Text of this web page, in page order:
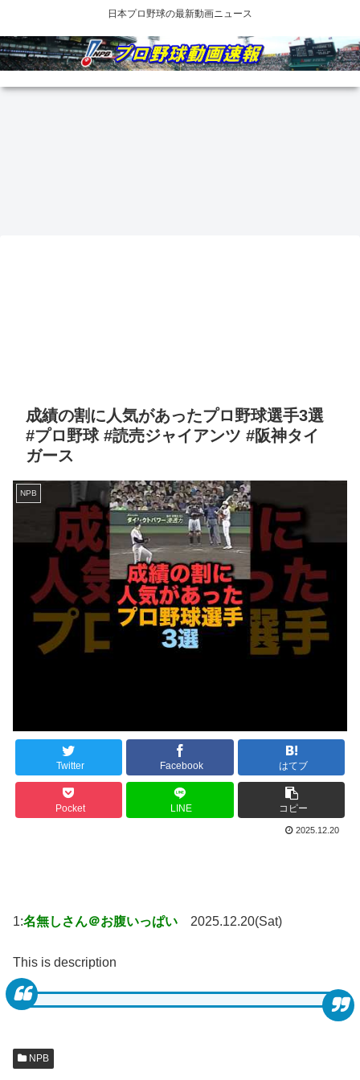
日本プロ野球の最新動画ニュース
成績の割に人気があったプロ野球選手3選
#プロ野球 #読売ジャイアンツ #阪神タイ
ガース
NPB
Twitter Facebook はてブ
Pocket LINE コピー
2025.12.20
1:名無しさん＠お腹いっぱい 2025.12.20(Sat)
This is description
NPB